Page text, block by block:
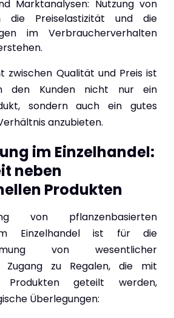
Marktanalysen: Nutzung von
die Preiselastizität und die
im Verbraucherverhalten
zwischen Qualität und Preis ist
den Kunden nicht nur ein
sondern auch ein gutes
anzubieten.
im Einzelhandel:
neben
Produkten
von pflanzenbasierten
Einzelhandel ist für die
von wesentlicher
Zugang zu Regalen, die mit
Produkten geteilt werden,
Überlegungen: